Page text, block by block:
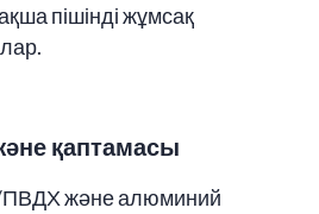
пішінді жұмсақ
қаптамасы
ПВДХ және алюминий